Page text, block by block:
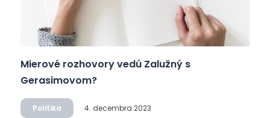
Mierové rozhovory vedú Zalužný s
Gerasimovom?
Politika 4. decembra 2023